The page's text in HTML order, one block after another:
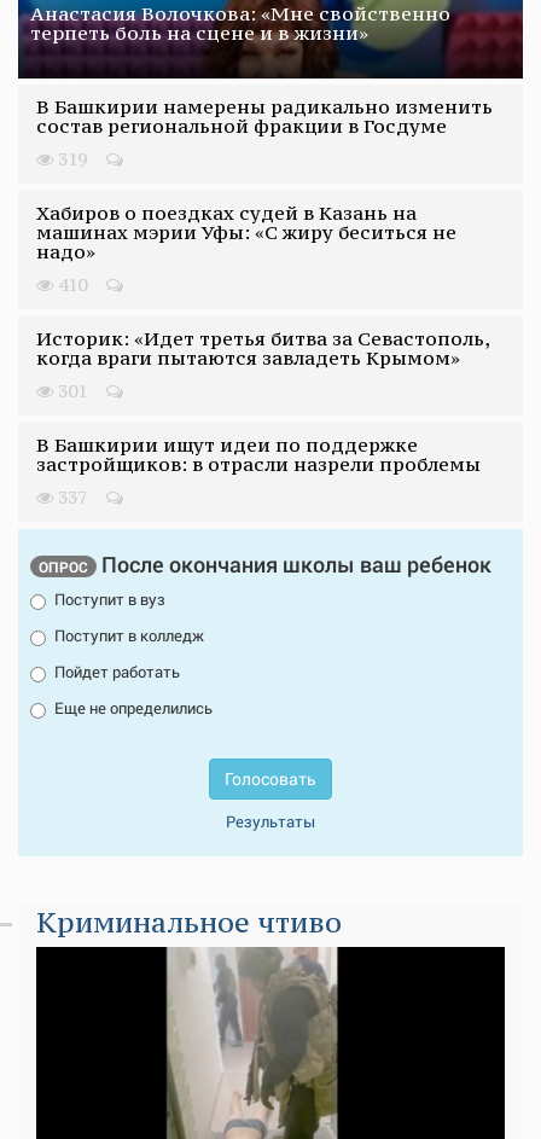
Анастасия Волочкова: «Мне свойственно
терпеть боль на сцене и в жизни»
В Башкирии намерены радикально изменить
состав региональной фракции в Госдуме
319
Хабиров о поездках судей в Казань на
машинах мэрии Уфы: «С жиру беситься не
надо»
410
Историк: «Идет третья битва за Севастополь,
когда враги пытаются завладеть Крымом»
301
В Башкирии ищут идеи по поддержке
застройщиков: в отрасли назрели проблемы
337
ОПРОС После окончания школы ваш ребенок
Поступит в вуз
Поступит в колледж
Пойдет работать
Еще не определились
Голосовать
Результаты
Криминальное чтиво